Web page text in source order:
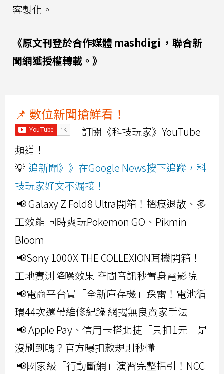
客製化。
《原文刊登於合作媒體 mashdigi ，聯合新
聞網獲授權轉載。》
📌 數位新聞搶鮮看！
訂閱《科技玩家》YouTube
頻道！
💡 追新聞》》在Google News按下追蹤，科
技玩家好文不漏接！
📢 Galaxy Z Fold8 Ultra開箱！摺痕退散、多
工效能 同時爽玩Pokemon GO、Pikmin
Bloom
📢Sony 1000X THE COLLEXION耳機開箱！
工地實測降噪效果 空間音訊秒置身電影院
📢電商平台買「全新庫存機」踩雷！電池循
環44次還帶維修紀錄 網揭無良賣家手法
📢 Apple Pay、信用卡搭北捷「只扣1元」是
沒刷到嗎？官方曝扣款規則秒懂
📢國家級「行動斷網」演習完整指引！NCC